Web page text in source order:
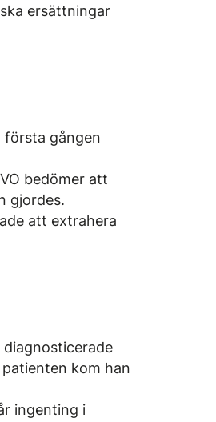
ersättningar
första gången
bedömer att
gjordes.
att extrahera
kom han
ingenting i